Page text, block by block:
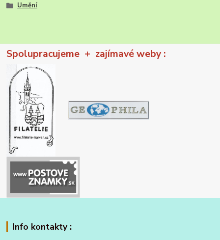
Umění
Spolupracujeme + zajímavé weby :
Info kontakty :